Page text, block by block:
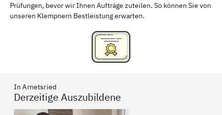
Prüfungen, bevor wir Ihnen Aufträge zuteilen. So können Sie von
unseren Klempnern Bestleistung erwarten.
In Arnetsried
Derzeitige Auszubildene